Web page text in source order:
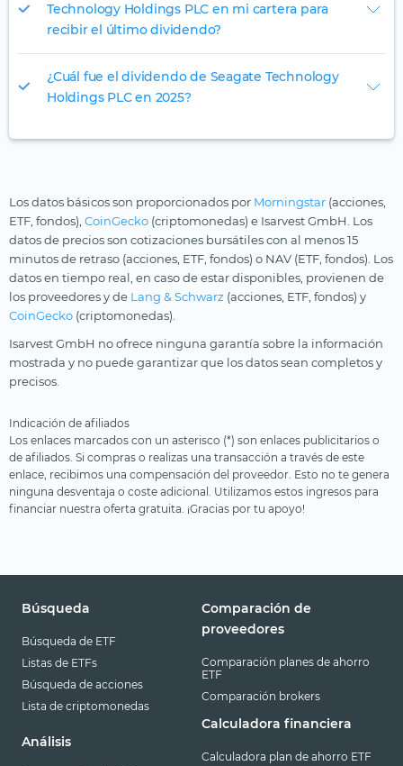
Technology Holdings PLC en mi cartera para
recibir el último dividendo?
¿Cuál fue el dividendo de Seagate Technology
Holdings PLC en 2025?
Los datos básicos son proporcionados por Morningstar (acciones,
ETF, fondos), CoinGecko (criptomonedas) e Isarvest GmbH. Los
datos de precios son cotizaciones bursátiles con al menos 15
minutos de retraso (acciones, ETF, fondos) o NAV (ETF, fondos). Los
datos en tiempo real, en caso de estar disponibles, provienen de
los proveedores y de Lang & Schwarz (acciones, ETF, fondos) y
CoinGecko (criptomonedas).
Isarvest GmbH no ofrece ninguna garantía sobre la información
mostrada y no puede garantizar que los datos sean completos y
precisos.
Indicación de afiliados
Los enlaces marcados con un asterisco (*) son enlaces publicitarios o
de afiliados. Si compras o realizas una transacción a través de este
enlace, recibimos una compensación del proveedor. Esto no te genera
ninguna desventaja o coste adicional. Utilizamos estos ingresos para
financiar nuestra oferta gratuita. ¡Gracias por tu apoyo!
Búsqueda
Búsqueda de ETF
Listas de ETFs
Búsqueda de acciones
Lista de criptomonedas
Análisis
Comparación de
proveedores
Comparación planes de ahorro
ETF
Comparación brokers
Calculadora financiera
Calculadora plan de ahorro ETF